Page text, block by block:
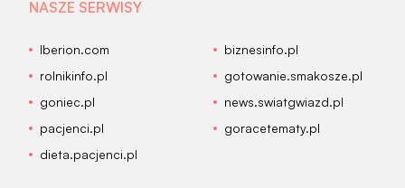
NASZE SERWISY
Iberion.com
biznesinfo.pl
rolnikinfo.pl
gotowanie.smakosze.pl
goniec.pl
news.swiatgwiazd.pl
pacjenci.pl
goracetematy.pl
dieta.pacjenci.pl